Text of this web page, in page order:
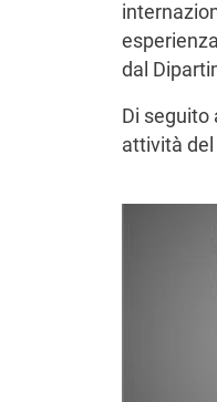
dal
Di seguito
attività del